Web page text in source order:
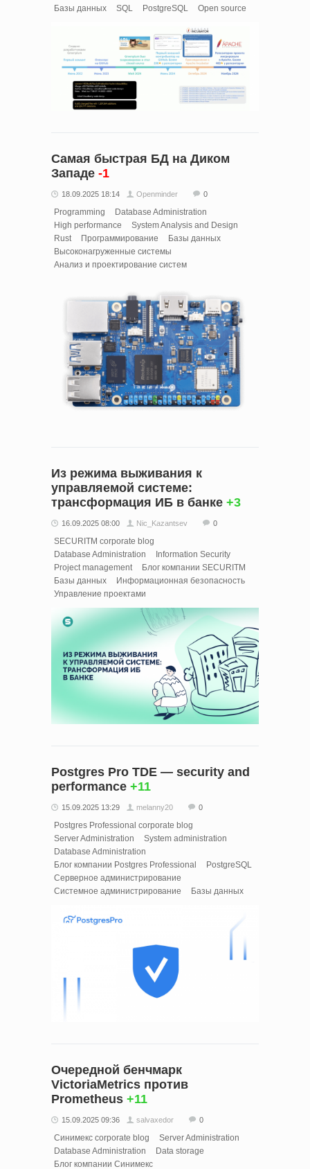
Базы данных SQL PostgreSQL Open source
Самая быстрая БД на Диком
Западе -1
18.09.2025 18:14 Openminder 0
Programming
Database Administration
High performance
System Analysis and Design
Rust
Программирование
Базы данных
Высоконагруженные системы
Анализ и проектирование систем
Из режима выживания к
управляемой системе:
трансформация ИБ в банке +3
16.09.2025 08:00 Nic_Kazantsev 0
SECURITM corporate blog
Database Administration
Information Security
Project management
Блог компании SECURITM
Базы данных
Информационная безопасность
Управление проектами
Postgres Pro TDE — security and
performance +11
15.09.2025 13:29 melanny20 0
Postgres Professional corporate blog
Server Administration
System administration
Database Administration
Блог компании Postgres Professional
PostgreSQL
Серверное администрирование
Системное администрирование
Базы данных
Очередной бенчмарк
VictoriaMetrics против
Prometheus +11
15.09.2025 09:36 salvaxedor 0
Синимекс corporate blog
Server Administration
Database Administration
Data storage
Блог компании Синимекс